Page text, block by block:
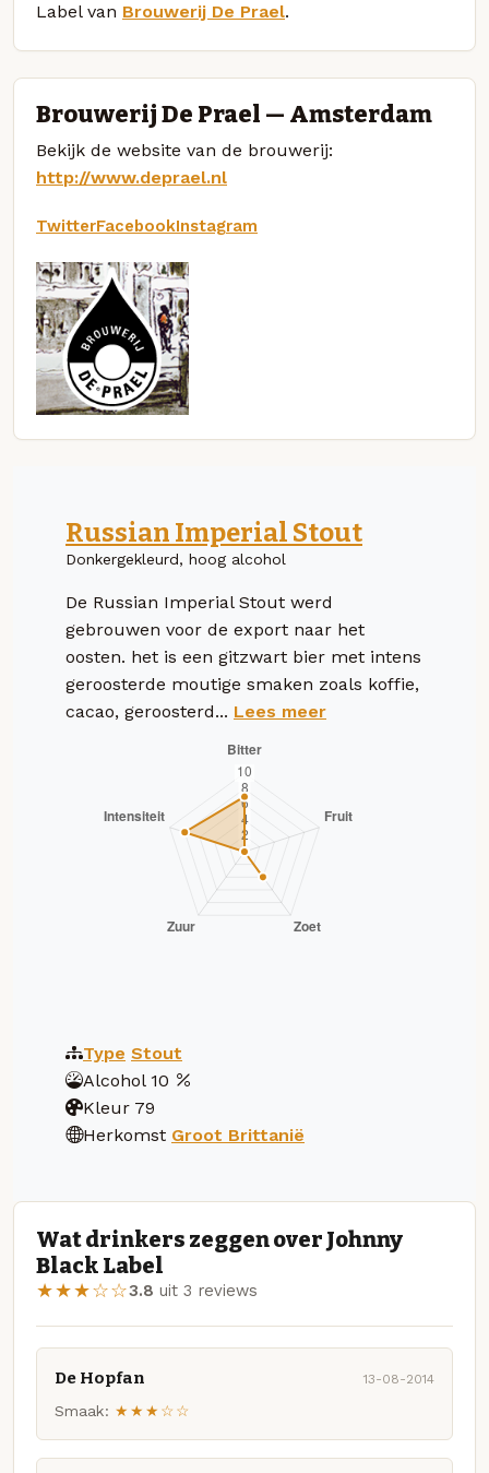
Label van Brouwerij De Prael.
Brouwerij De Prael — Amsterdam
Bekijk de website van de brouwerij:
http://www.deprael.nl
TwitterFacebookInstagram
Russian Imperial Stout
Donkergekleurd, hoog alcohol
De Russian Imperial Stout werd
gebrouwen voor de export naar het
oosten. het is een gitzwart bier met intens
geroosterde moutige smaken zoals koffie,
cacao, geroosterd... Lees meer
Type Stout
Alcohol 10
Kleur 79
Herkomst Groot Brittanië
Wat drinkers zeggen over Johnny
Black Label
★★★☆☆3.8 uit 3 reviews
De Hopfan 13-08-2014
Smaak: ★★★☆☆